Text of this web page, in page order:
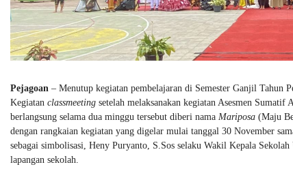
Pejagoan – Menutup kegiatan pembelajaran di Semester Ganjil Tahun
Kegiatan classmeeting setelah melaksanakan kegiatan Asesmen
berlangsung selama dua minggu tersebut diberi nama Mariposa (Maju
dengan rangkaian kegiatan yang digelar mulai tanggal 30 November
sebagai simbolisasi, Heny Puryanto, S.Sos selaku Wakil Kepala Sekolah
lapangan sekolah.